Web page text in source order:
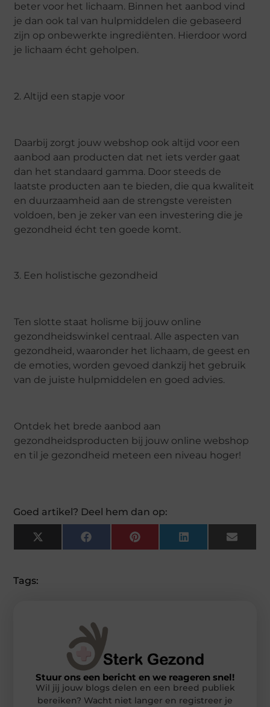
beter voor het lichaam. Binnen het aanbod vind
je dan ook tal van hulpmiddelen die gebaseerd
zijn op onbewerkte ingrediënten. Hierdoor word
je lichaam écht geholpen.
2. Altijd een stapje voor
Daarbij zorgt jouw webshop ook altijd voor een
aanbod aan producten dat net iets verder gaat
dan het standaard gamma. Door steeds de
laatste producten aan te bieden, die qua kwaliteit
en duurzaamheid aan de strengste vereisten
voldoen, ben je zeker van een investering die je
gezondheid écht ten goede komt.
3. Een holistische gezondheid
Ten slotte staat holisme bij jouw online
gezondheidswinkel centraal. Alle aspecten van
gezondheid, waaronder het lichaam, de geest en
de emoties, worden gevoed dankzij het gebruik
van de juiste hulpmiddelen en goed advies.
Ontdek het brede aanbod aan
gezondheidsproducten bij jouw online webshop
en til je gezondheid meteen een niveau hoger!
Goed artikel? Deel hem dan op:
X
(Twitter)
FacebookPinterestLinkedInEmail
Tags:
Stuur ons een bericht en we reageren snel!
Wil jij jouw blogs delen en een breed publiek
bereiken? Wacht niet langer en registreer je